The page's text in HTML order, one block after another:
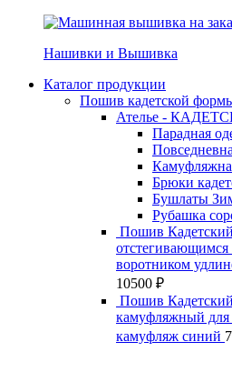
Нашивки и Вышивка
Каталог продукции
Пошив кадетской
Ателье -
Парадная
Брюки
Бушлаты
Рубашка
Пошив
воротником
10500 ₽
Пошив
камуфляжный для
камуфляж синий